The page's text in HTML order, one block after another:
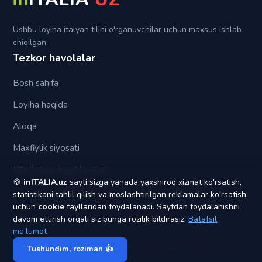
Ushbu loyiha italyan tilini o'rganuvchilar uchun maxsus ishlab
chiqilgan.
Tezkor havolalar
Bosh sahifa
Loyiha haqida
Aloqa
Maxfiylik siyosati
Biz bilan bog'lanish
yagonapochta1@gmail.com
© 2020 - 2026inITALIA UZ
🍪 inITALIA.uz sayti sizga yanada yaxshiroq xizmat ko'rsatish,
statistikani tahlil qilish va moslashtirilgan reklamalar ko'rsatish
uchun cookie fayllaridan foydalanadi. Saytdan foydalanishni
davom ettirish orqali siz bunga rozilik bildirasiz.Batafsil
ma'lumot
Tushundim, roziman 👍